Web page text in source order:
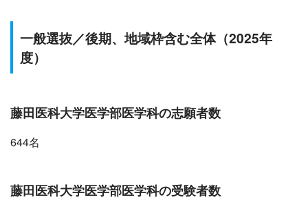
一般選抜／後期、地域枠含む全体（2025年
度）
藤田医科大学医学部医学科の志願者数
644名
藤田医科大学医学部医学科の受験者数